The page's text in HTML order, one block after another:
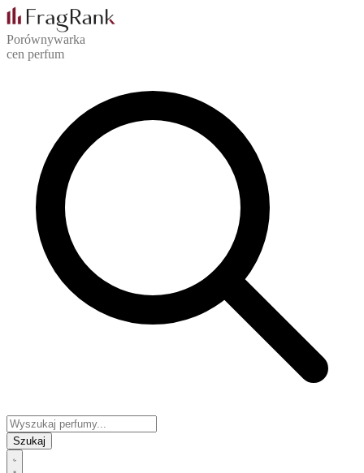
Porównywarka
cen perfum
Szukaj